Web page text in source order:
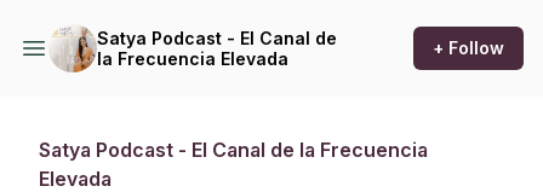
Satya Podcast - El Canal de
la Frecuencia Elevada
+ Follow
Satya Podcast - El Canal de la Frecuencia
Elevada